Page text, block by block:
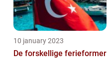
10 january 2023
De forskellige ferieformer